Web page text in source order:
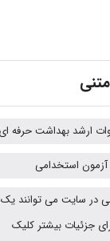
HaddadiMahsa
استخدامی
در سایت می توانند یک
جزئیات بیشتر کلیک